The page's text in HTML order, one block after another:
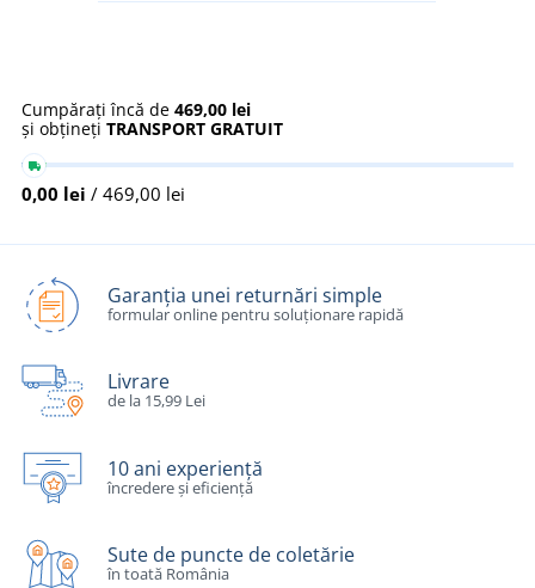
Cumpărați încă de 469,00 lei
și obțineți TRANSPORT GRATUIT
0,00 lei / 469,00 lei
Garanția unei returnări simple
formular online pentru soluționare rapidă
Livrare
de la 15,99 Lei
10 ani experiență
încredere și eficiență
Sute de puncte de coletărie
în toată România